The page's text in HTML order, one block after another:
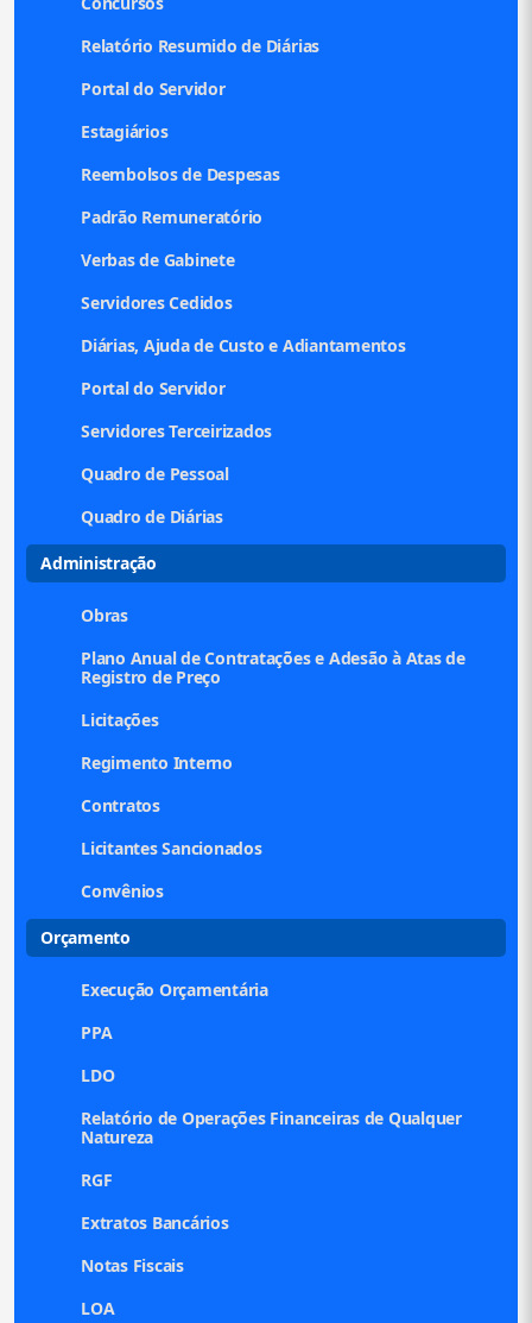
Relatório Resumido de Diárias
Portal do Servidor
Estagiários
Reembolsos de Despesas
Padrão Remuneratório
Verbas de Gabinete
Servidores Cedidos
Diárias, Ajuda de Custo e Adiantamentos
Portal do Servidor
Servidores Terceirizados
Quadro de Pessoal
Quadro de Diárias
Administração
Obras
Plano Anual de Contratações e Adesão à Atas de
Registro de Preço
Licitações
Regimento Interno
Contratos
Licitantes Sancionados
Convênios
Orçamento
Execução Orçamentária
PPA
LDO
Relatório de Operações Financeiras de Qualquer
Natureza
RGF
Extratos Bancários
Notas Fiscais
LOA